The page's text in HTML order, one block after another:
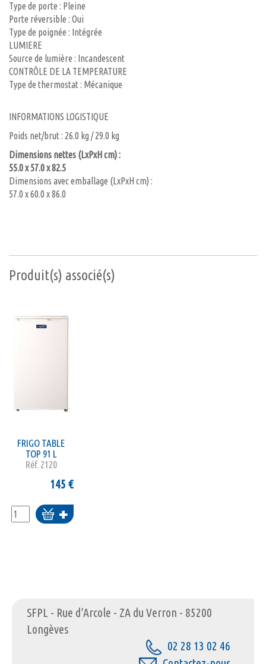
Type de porte : Pleine
Porte réversible : Oui
Type de poignée : Intégrée
LUMIERE
Source de lumière : Incandescent
CONTRÔLE DE LA TEMPERATURE
Type de thermostat : Mécanique
INFORMATIONS LOGISTIQUE
Poids net/brut : 26.0 kg / 29.0 kg
Dimensions nettes (LxPxH cm) :
55.0 x 57.0 x 82.5
Dimensions avec emballage (LxPxH cm) :
57.0 x 60.0 x 86.0
Produit(s) associé(s)
FRIGO TABLE
TOP 91 L
Réf. 2120
145 €
Ajouter
au
SFPL - Rue d’Arcole - ZA du Verron - 85200
Longèves
02 28 13 02 46